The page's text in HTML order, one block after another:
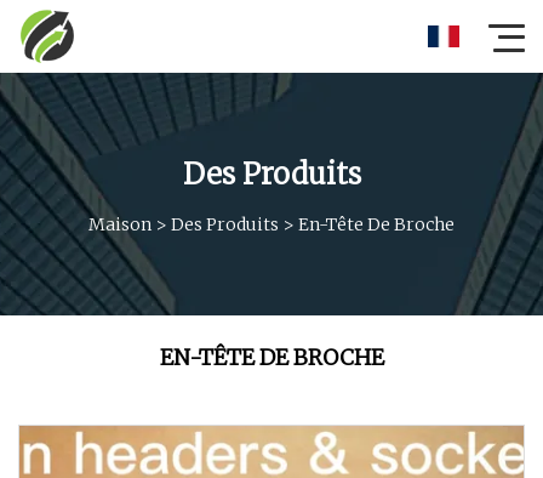
Des Produits
Maison > Des Produits > En-Tête De Broche
EN-TÊTE DE BROCHE